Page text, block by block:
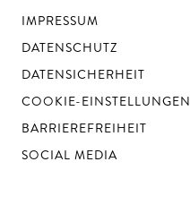
IMPRESSUM
DATENSCHUTZ
DATENSICHERHEIT
COOKIE-EINSTELLUNGEN
BARRIEREFREIHEIT
SOCIAL MEDIA